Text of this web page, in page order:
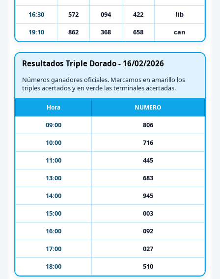
16:30
572 094 422
lib
19:10
862 368 658 can
Resultados Triple Dorado - 16/02/2026
Números ganadores oficiales. Marcamos en amarillo los
triples acertados y en verde las terminales acertadas.
Hora NUMERO
09:00
806
10:00
716
11:00
445
13:00
683
14:00
945
15:00
003
16:00
092
17:00
027
18:00
510